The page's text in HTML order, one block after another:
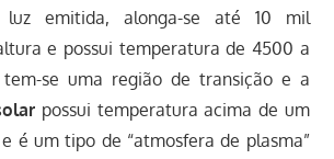
luz emitida, alonga-se até 10 mil
e possui temperatura de 4500 a
tem-se uma região de transição e a
possui temperatura acima de um
é um tipo de “atmosfera de plasma”